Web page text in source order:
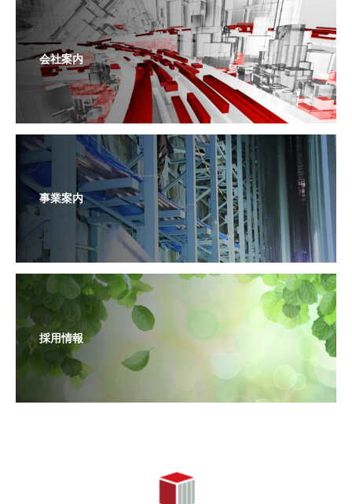
会社案内
事業案内
採用情報